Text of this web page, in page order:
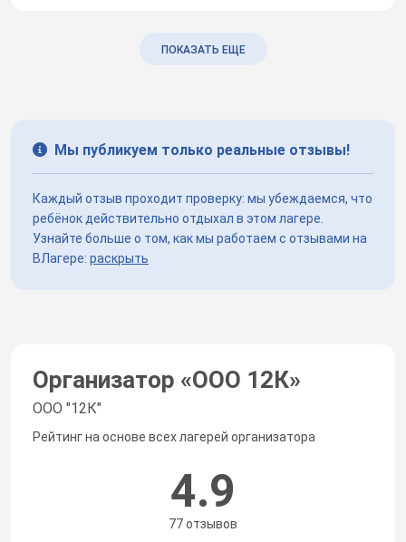
ПОКАЗАТЬ ЕЩЕ
Мы публикуем только реальные отзывы!
Каждый отзыв проходит проверку: мы убеждаемся, что
ребёнок действительно отдыхал в этом лагере.
Узнайте больше о том, как мы работаем с отзывами на
ВЛагере: раскрыть
Организатор «ООО 12К»
ООО "12К"
Рейтинг на основе всех лагерей организатора
4.9
77 отзывов